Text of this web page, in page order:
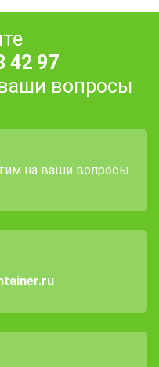
42 97
вопросы
на ваши вопросы